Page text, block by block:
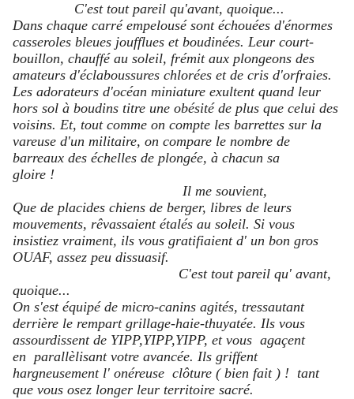
C'est tout pareil qu'avant, quoique...
Dans chaque carré empelousé sont échouées d'énormes
casseroles bleues joufflues et boudinées. Leur court-
bouillon, chauffé au soleil, frémit aux plongeons des
amateurs d'éclaboussures chlorées et de cris d'orfraies.
Les adorateurs d'océan miniature exultent quand leur
hors sol à boudins titre une obésité de plus que celui des
voisins. Et, tout comme on compte les barrettes sur la
vareuse d'un militaire, on compare le nombre de
barreaux des échelles de plongée, à chacun sa
gloire !
Il me souvient,
Que de placides chiens de berger, libres de leurs
mouvements, rêvassaient étalés au soleil. Si vous
insistiez vraiment, ils vous gratifiaient d' un bon gros
OUAF, assez peu dissuasif.
C'est tout pareil qu' avant,
quoique...
On s'est équipé de micro-canins agités, tressautant
derrière le rempart grillage-haie-thuyatée. Ils vous
assourdissent de YIPP,YIPP,YIPP, et vous agaçent
en parallèlisant votre avancée. Ils griffent
hargneusement l' onéreuse clôture ( bien fait ) ! tant
que vous osez longer leur territoire sacré.